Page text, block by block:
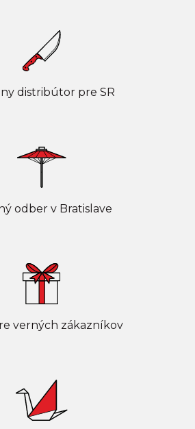
distribútor pre SR
odber v Bratislave
verných zákazníkov